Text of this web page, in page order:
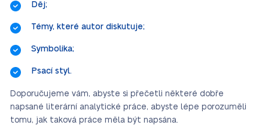
Děj;
Témy, které autor diskutuje;
Symbolika;
Psací styl.
Doporučujeme vám, abyste si přečetli některé dobře
napsané literární analytické práce, abyste lépe porozuměli
tomu, jak taková práce měla být napsána.